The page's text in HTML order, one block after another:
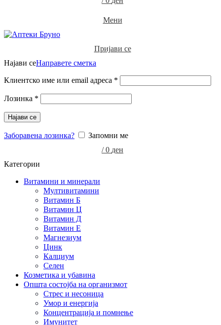
Мени
Пријави се
Најави сеНаправете сметка
Клиентско име или email адреса *
Лозинка *
Најави се
Заборавена лозинка?
Запомни ме
/ 0 ден
Категории
Витамини и минерали
Мултивитамини
Витамин Б
Витамин Ц
Витамин Д
Витамин Е
Магнезиум
Цинк
Калциум
Селен
Козметика и убавина
Општа состојба на организмот
Стрес и несоница
Умор и енергија
Концентрација и помнење
Имунитет